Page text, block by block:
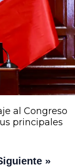
al Congreso
principales
»